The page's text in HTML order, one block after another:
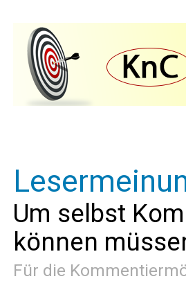
Um selbst
können
Für die